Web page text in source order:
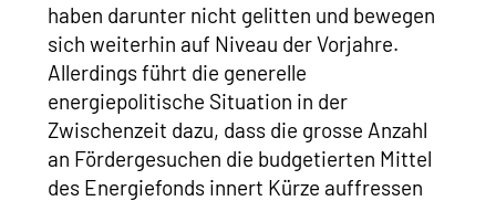
haben darunter nicht gelitten und bewegen
sich weiterhin auf Niveau der Vorjahre.
Allerdings führt die generelle
energiepolitische Situation in der
Zwischenzeit dazu, dass die grosse Anzahl
an Fördergesuchen die budgetierten Mittel
des Energiefonds innert Kürze auffressen